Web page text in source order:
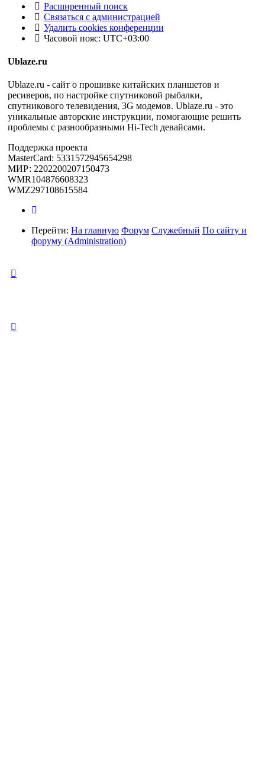
Расширенный поиск
Связаться с администрацией
Удалить cookies конференции
Часовой пояс: UTC+03:00
Ublaze.ru
Ublaze.ru - сайт о прошивке китайских планшетов и
ресиверов, по настройке спутниковой рыбалки,
спутникового телевидения, 3G модемов. Ublaze.ru - это
уникальные авторские инструкции, помогающие решить
проблемы с разнообразными Hi-Tech девайсами.
Поддержка проекта
MasterCard: 5331572945654298
МИР: 2202200207150473
WMR104876608323
WMZ297108615584
Перейти: На главную Форум Служебный По сайту и
форуму (Administration)